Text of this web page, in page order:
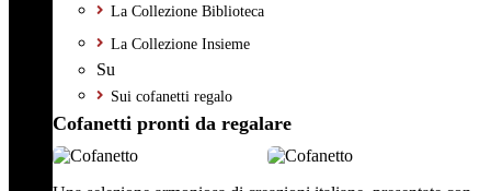
La Collezione Biblioteca
La Collezione Insieme
Su
Sui cofanetti regalo
Cofanetti pronti da regalare